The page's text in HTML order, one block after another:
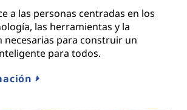
a las personas centradas en los
las herramientas y la
necesarias para construir un
para todos.